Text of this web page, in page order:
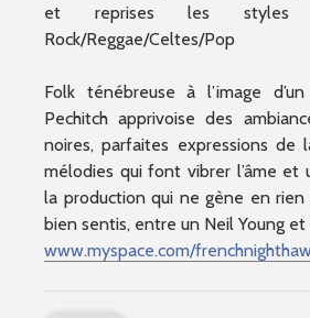
et reprises les styles
Rock/Reggae/Celtes/Pop
Folk ténébreuse à l’image
Pechitch apprivoise des
noires, parfaites expressions de
mélodies qui font vibrer l’âme et
la production qui ne gène en rien
bien sentis, entre un Neil Young
www.myspace.com/